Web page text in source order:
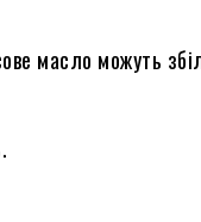
масло можуть